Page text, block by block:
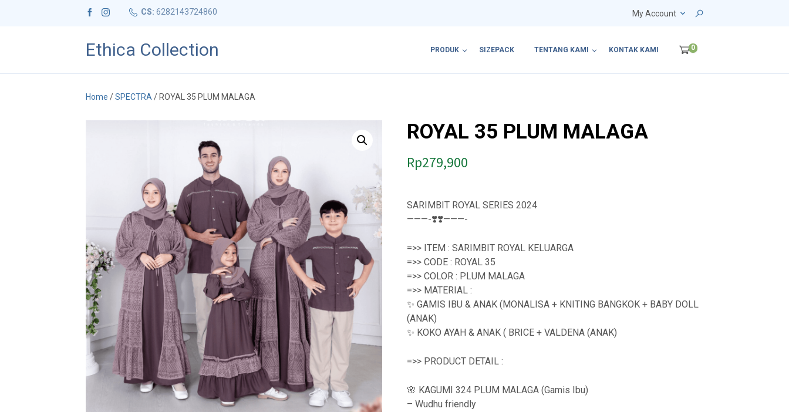
CS: 6282143724860 My Account
Ethica Collection PRODUK SIZEPACK TENTANG KAMI KONTAK KAMI 0
Home /SPECTRA/ ROYAL 35 PLUM MALAGA
ROYAL 35 PLUM MALAGA
Rp279,900
SARIMBIT ROYAL SERIES 2024
———-❣️❣️———-
=>> ITEM : SARIMBIT ROYAL KELUARGA
=>> CODE : ROYAL 35
=>> COLOR : PLUM MALAGA
=>> MATERIAL :
✨ GAMIS IBU & ANAK (MONALISA + KNITING BANGKOK + BABY DOLL
(ANAK)
✨ KOKO AYAH & ANAK ( BRICE + VALDENA (ANAK)
=>> PRODUCT DETAIL :
🌸 KAGUMI 324 PLUM MALAGA (Gamis Ibu)
– Wudhu friendly